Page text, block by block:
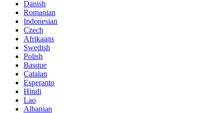
Danish
Romanian
Indonesian
Czech
Afrikaans
Swedish
Polish
Basque
Catalan
Esperanto
Hindi
Lao
Albanian